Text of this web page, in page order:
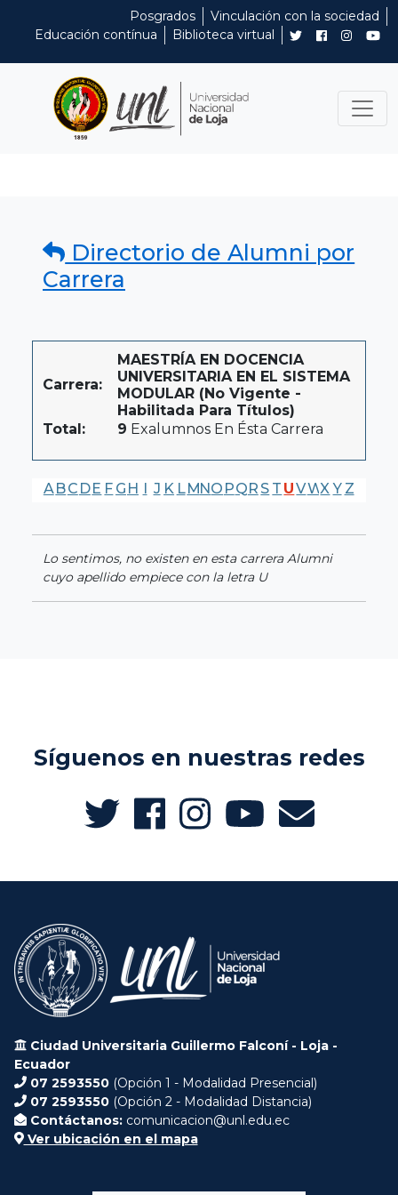
Posgrados
Vinculación con la sociedad
Educación contínua
Biblioteca virtual
Directorio de Alumni por
Carrera
Carrera:
MAESTRÍA EN DOCENCIA
UNIVERSITARIA EN EL SISTEMA
MODULAR (No Vigente -
Habilitada Para Títulos)
Total:
9 Exalumnos En Ésta Carrera
A BC DE F G H I J K LMNO PQR S T UVWX Y Z
Lo sentimos, no existen en esta carrera Alumni
cuyo apellido empiece con la letra U
Síguenos en nuestras redes
Ciudad Universitaria Guillermo Falconí - Loja -
Ecuador
07 2593550 (Opción 1 - Modalidad Presencial)
07 2593550 (Opción 2 - Modalidad Distancia)
Contáctanos: comunicacion@unl.edu.ec
Ver ubicación en el mapa